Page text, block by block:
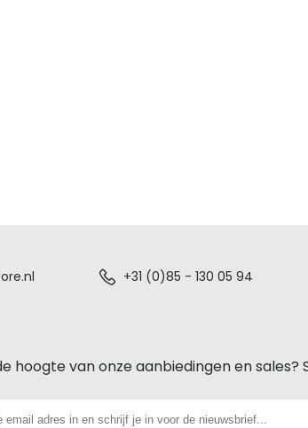
+31 (0)85 - 130 05 94
hoogte van onze aanbiedingen en sales?